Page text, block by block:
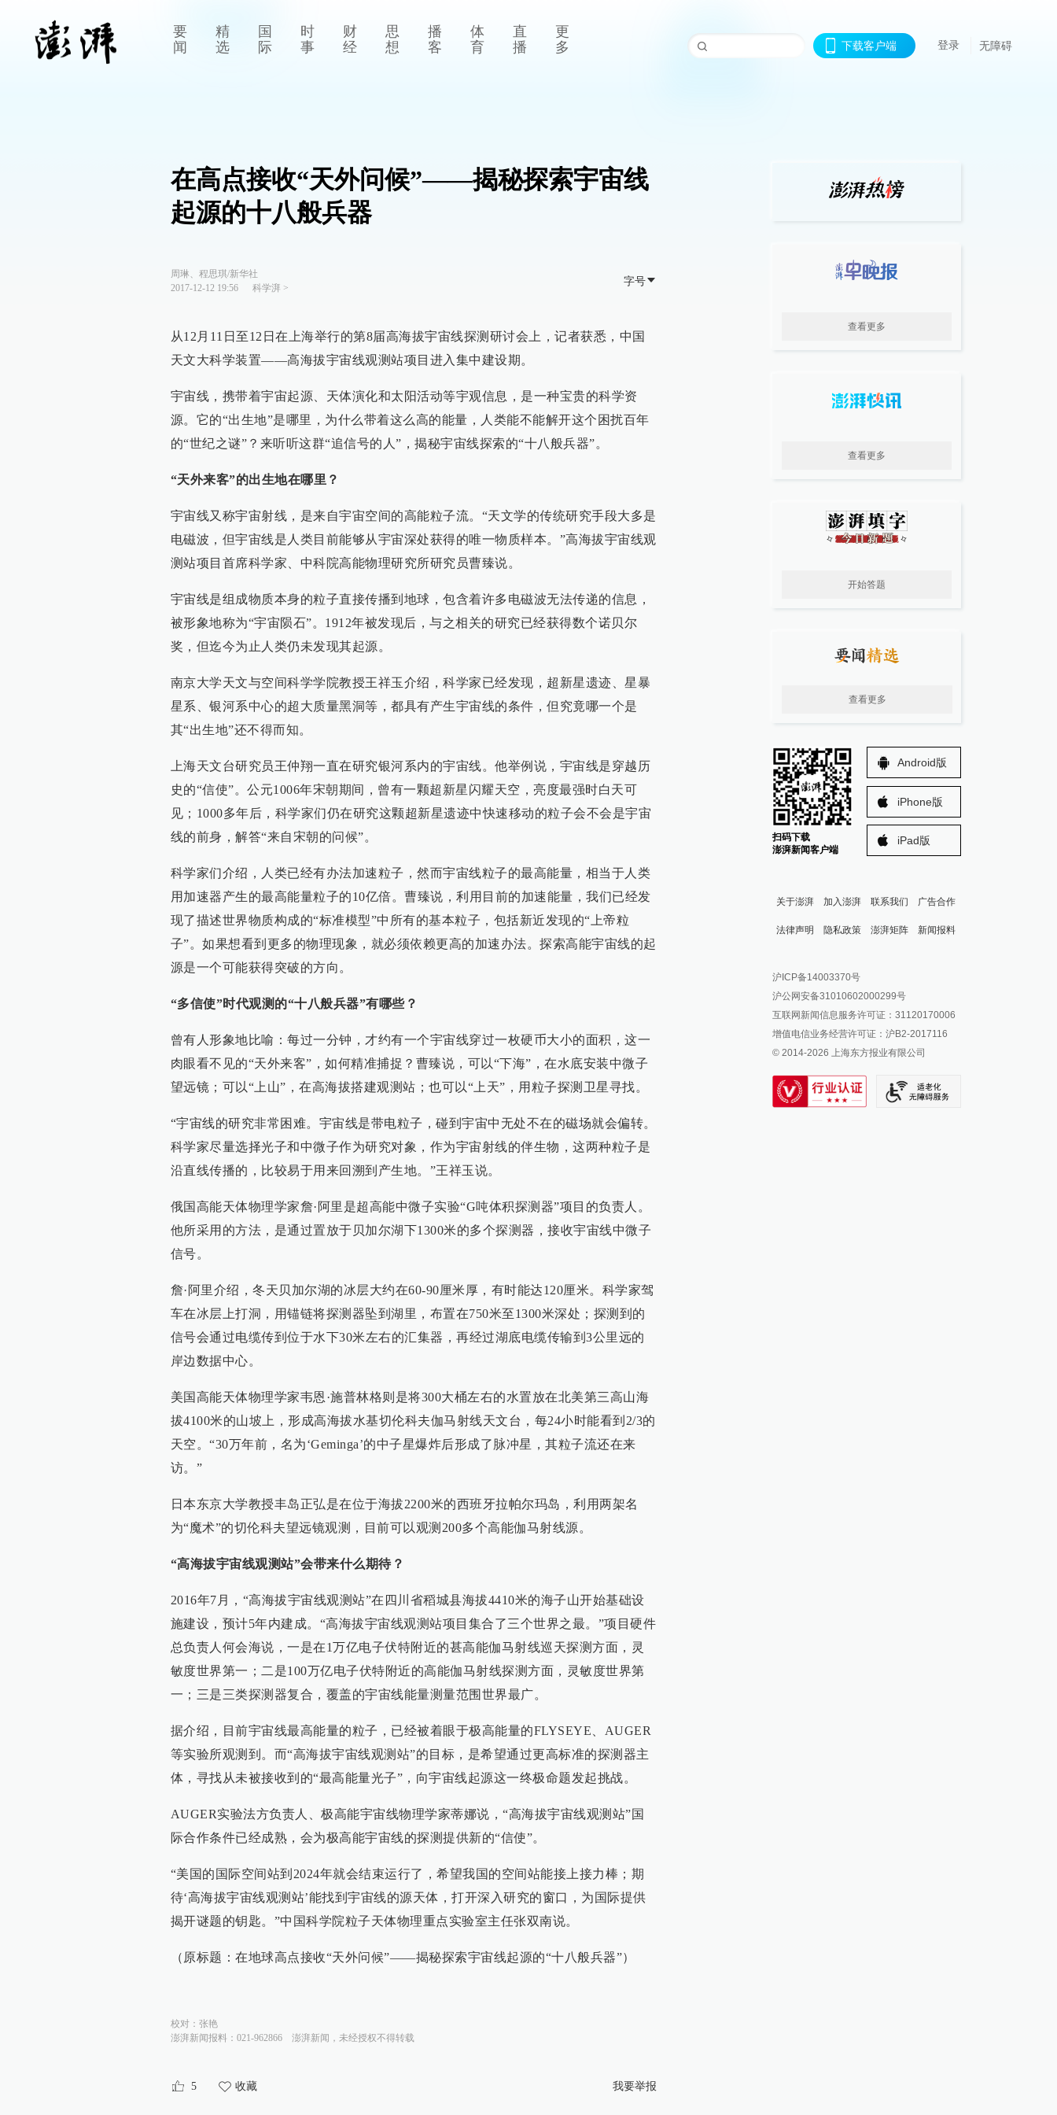
要
闻
精
选
国
际
时
事
财
经
思
想
播
客
体
育
直
播
更
多
下载客户端 登录 无障碍
在高点接收“天外问候”——揭秘探索宇宙线
起源的十八般兵器
周琳、程思琪/新华社
2017-12-12 19:56
科学湃 >
字号
从12月11日至12日在上海举行的第8届高海拔宇宙线探测研讨会上，记者获悉，中国
天文大科学装置——高海拔宇宙线观测站项目进入集中建设期。
宇宙线，携带着宇宙起源、天体演化和太阳活动等宇观信息，是一种宝贵的科学资
源。它的“出生地”是哪里，为什么带着这么高的能量，人类能不能解开这个困扰百年
的“世纪之谜”？来听听这群“追信号的人”，揭秘宇宙线探索的“十八般兵器”。
“天外来客”的出生地在哪里？
宇宙线又称宇宙射线，是来自宇宙空间的高能粒子流。“天文学的传统研究手段大多是
电磁波，但宇宙线是人类目前能够从宇宙深处获得的唯一物质样本。”高海拔宇宙线观
测站项目首席科学家、中科院高能物理研究所研究员曹臻说。
宇宙线是组成物质本身的粒子直接传播到地球，包含着许多电磁波无法传递的信息，
被形象地称为“宇宙陨石”。1912年被发现后，与之相关的研究已经获得数个诺贝尔
奖，但迄今为止人类仍未发现其起源。
南京大学天文与空间科学学院教授王祥玉介绍，科学家已经发现，超新星遗迹、星暴
星系、银河系中心的超大质量黑洞等，都具有产生宇宙线的条件，但究竟哪一个是
其“出生地”还不得而知。
上海天文台研究员王仲翔一直在研究银河系内的宇宙线。他举例说，宇宙线是穿越历
史的“信使”。公元1006年宋朝期间，曾有一颗超新星闪耀天空，亮度最强时白天可
见；1000多年后，科学家们仍在研究这颗超新星遗迹中快速移动的粒子会不会是宇宙
线的前身，解答“来自宋朝的问候”。
科学家们介绍，人类已经有办法加速粒子，然而宇宙线粒子的最高能量，相当于人类
用加速器产生的最高能量粒子的10亿倍。曹臻说，利用目前的加速能量，我们已经发
现了描述世界物质构成的“标准模型”中所有的基本粒子，包括新近发现的“上帝粒
子”。如果想看到更多的物理现象，就必须依赖更高的加速办法。探索高能宇宙线的起
源是一个可能获得突破的方向。
“多信使”时代观测的“十八般兵器”有哪些？
曾有人形象地比喻：每过一分钟，才约有一个宇宙线穿过一枚硬币大小的面积，这一
肉眼看不见的“天外来客”，如何精准捕捉？曹臻说，可以“下海”，在水底安装中微子
望远镜；可以“上山”，在高海拔搭建观测站；也可以“上天”，用粒子探测卫星寻找。
“宇宙线的研究非常困难。宇宙线是带电粒子，碰到宇宙中无处不在的磁场就会偏转。
科学家尽量选择光子和中微子作为研究对象，作为宇宙射线的伴生物，这两种粒子是
沿直线传播的，比较易于用来回溯到产生地。”王祥玉说。
俄国高能天体物理学家詹·阿里是超高能中微子实验“G吨体积探测器”项目的负责人。
他所采用的方法，是通过置放于贝加尔湖下1300米的多个探测器，接收宇宙线中微子
信号。
詹·阿里介绍，冬天贝加尔湖的冰层大约在60-90厘米厚，有时能达120厘米。科学家驾
车在冰层上打洞，用锚链将探测器坠到湖里，布置在750米至1300米深处；探测到的
信号会通过电缆传到位于水下30米左右的汇集器，再经过湖底电缆传输到3公里远的
岸边数据中心。
美国高能天体物理学家韦恩·施普林格则是将300大桶左右的水置放在北美第三高山海
拔4100米的山坡上，形成高海拔水基切伦科夫伽马射线天文台，每24小时能看到2/3的
天空。“30万年前，名为‘Geminga’的中子星爆炸后形成了脉冲星，其粒子流还在来
访。”
日本东京大学教授丰岛正弘是在位于海拔2200米的西班牙拉帕尔玛岛，利用两架名
为“魔术”的切伦科夫望远镜观测，目前可以观测200多个高能伽马射线源。
“高海拔宇宙线观测站”会带来什么期待？
2016年7月，“高海拔宇宙线观测站”在四川省稻城县海拔4410米的海子山开始基础设
施建设，预计5年内建成。“高海拔宇宙线观测站项目集合了三个世界之最。”项目硬件
总负责人何会海说，一是在1万亿电子伏特附近的甚高能伽马射线巡天探测方面，灵
敏度世界第一；二是100万亿电子伏特附近的高能伽马射线探测方面，灵敏度世界第
一；三是三类探测器复合，覆盖的宇宙线能量测量范围世界最广。
据介绍，目前宇宙线最高能量的粒子，已经被着眼于极高能量的FLYSEYE、AUGER
等实验所观测到。而“高海拔宇宙线观测站”的目标，是希望通过更高标准的探测器主
体，寻找从未被接收到的“最高能量光子”，向宇宙线起源这一终极命题发起挑战。
AUGER实验法方负责人、极高能宇宙线物理学家蒂娜说，“高海拔宇宙线观测站”国
际合作条件已经成熟，会为极高能宇宙线的探测提供新的“信使”。
“美国的国际空间站到2024年就会结束运行了，希望我国的空间站能接上接力棒；期
待‘高海拔宇宙线观测站’能找到宇宙线的源天体，打开深入研究的窗口，为国际提供
揭开谜题的钥匙。”中国科学院粒子天体物理重点实验室主任张双南说。
（原标题：在地球高点接收“天外问候”——揭秘探索宇宙线起源的“十八般兵器”）
校对： 张艳
澎湃新闻报料：021-962866
澎湃新闻，未经授权不得转载
5 收藏 我要举报
查看更多
查看更多
开始答题
查看更多
扫码下载
澎湃新闻客户端
Android版
iPhone版
iPad版
关于澎湃 加入澎湃 联系我们 广告合作
法律声明 隐私政策 澎湃矩阵
澎湃新闻公众号
澎湃新闻抖音号
派生万物开放平台
IP SHANGHAI
SIXTH TONE
新闻报料
报料邮箱: news@thepaper.cn
沪ICP备14003370号
沪公网安备31010602000299号
互联网新闻信息服务许可证：31120170006
增值电信业务经营许可证：沪B2-2017116
© 2014-2026 上海东方报业有限公司